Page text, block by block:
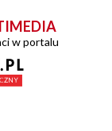
w portalu